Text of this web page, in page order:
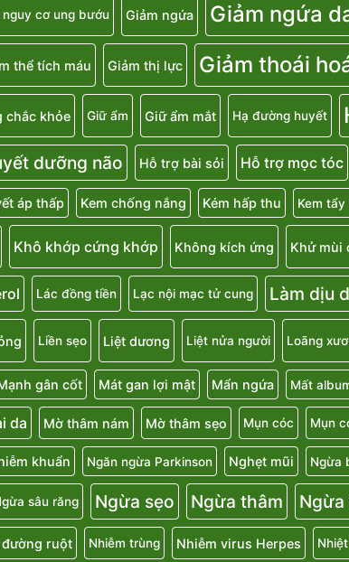
nguy cơ ung bướu Giảm ngứa Giảm ngứa
thể tích máu Giảm thị lực Giảm thoái
chắc khỏe Giữ ẩm Giữ ẩm mắt Hạ đường huyết
dưỡng não Hỗ trợ bài sỏi Hỗ trợ mọc tóc
áp thấp Kem chống nắng Kém hấp thu Kem tẩy
Khô khớp cứng khớp Không kích ứng Khử mùi
Lác đồng tiền Lạc nội mạc tử cung Làm dịu
Liền sẹo Liệt dương Liệt nửa người Loãng
gân cốt Mát gan lợi mật Mẩn ngứa Mất
da Mờ thâm nám Mờ thâm sẹo Mụn cóc Mụn
khuẩn Ngăn ngừa Parkinson Nghẹt mũi Ngừa
sâu răng Ngừa sẹo Ngừa thâm Ngừa
đường ruột Nhiễm trùng Nhiễm virus Herpes